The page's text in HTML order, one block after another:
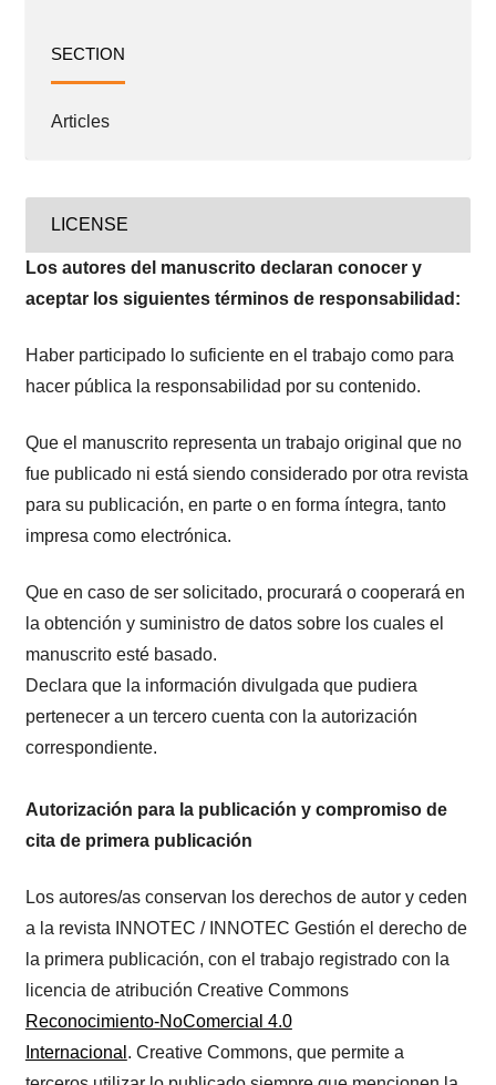
SECTION
Articles
LICENSE
Los autores del manuscrito declaran conocer y
aceptar los siguientes términos de responsabilidad:
Haber participado lo suficiente en el trabajo como para
hacer pública la responsabilidad por su contenido.
Que el manuscrito representa un trabajo original que no
fue publicado ni está siendo considerado por otra revista
para su publicación, en parte o en forma íntegra, tanto
impresa como electrónica.
Que en caso de ser solicitado, procurará o cooperará en
la obtención y suministro de datos sobre los cuales el
manuscrito esté basado.
Declara que la información divulgada que pudiera
pertenecer a un tercero cuenta con la autorización
correspondiente.
Autorización para la publicación y compromiso de
cita de primera publicación
Los autores/as conservan los derechos de autor y ceden
a la revista INNOTEC / INNOTEC Gestión el derecho de
la primera publicación, con el trabajo registrado con la
licencia de atribución Creative Commons
Reconocimiento-NoComercial 4.0
Internacional . Creative Commons, que permite a